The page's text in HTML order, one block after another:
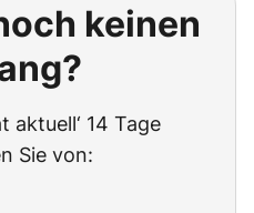
keinen
aktuell‘ 14 Tage
Sie von: